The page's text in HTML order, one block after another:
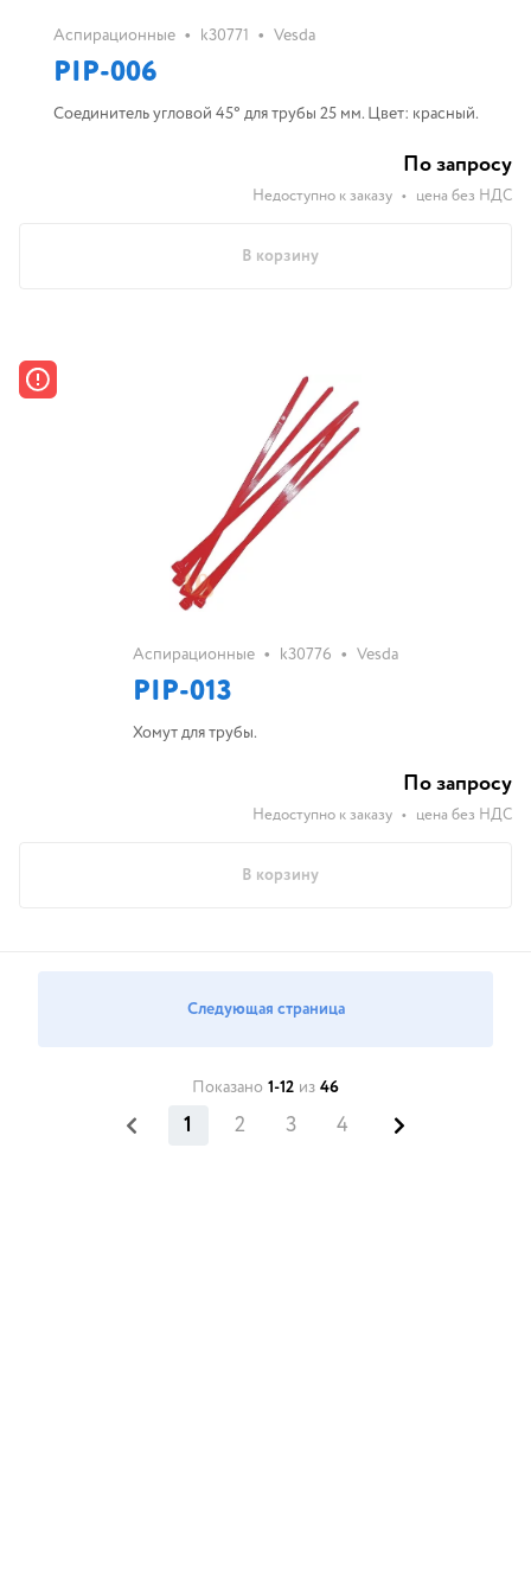
Аспирационные • k30771 • Vesda
PIP-006
Соединитель угловой 45° для трубы 25 мм. Цвет: красный.
По запросу
Недоступно к заказу • цена без НДС
В корзину
Аспирационные • k30776 • Vesda
PIP-013
Хомут для трубы.
По запросу
Недоступно к заказу • цена без НДС
В корзину
Следующая страница
Показано 1-12 из 46
1 2 3 4